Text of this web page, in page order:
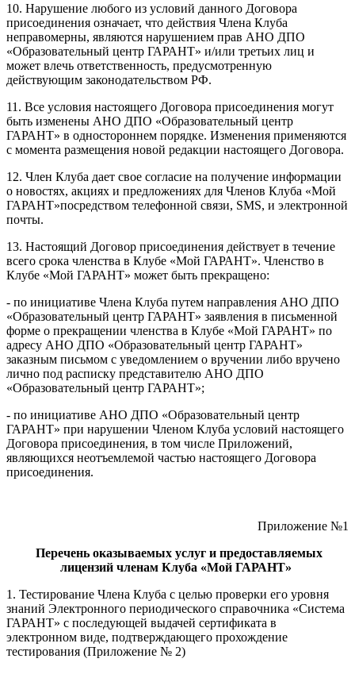
10. Нарушение любого из условий данного Договора
присоединения означает, что действия Члена Клуба
неправомерны, являются нарушением прав АНО ДПО
«Образовательный центр ГАРАНТ» и/или третьих лиц и
может влечь ответственность, предусмотренную
действующим законодательством РФ.
11. Все условия настоящего Договора присоединения могут
быть изменены АНО ДПО «Образовательный центр
ГАРАНТ» в одностороннем порядке. Изменения применяются
с момента размещения новой редакции настоящего Договора.
12. Член Клуба дает свое согласие на получение информации
о новостях, акциях и предложениях для Членов Клуба «Мой
ГАРАНТ»посредством телефонной связи, SMS, и электронной
почты.
13. Настоящий Договор присоединения действует в течение
всего срока членства в Клубе «Мой ГАРАНТ». Членство в
Клубе «Мой ГАРАНТ» может быть прекращено:
- по инициативе Члена Клуба путем направления АНО ДПО
«Образовательный центр ГАРАНТ» заявления в письменной
форме о прекращении членства в Клубе «Мой ГАРАНТ» по
адресу АНО ДПО «Образовательный центр ГАРАНТ»
заказным письмом с уведомлением о вручении либо вручено
лично под расписку представителю АНО ДПО
«Образовательный центр ГАРАНТ»;
- по инициативе АНО ДПО «Образовательный центр
ГАРАНТ» при нарушении Членом Клуба условий настоящего
Договора присоединения, в том числе Приложений,
являющихся неотъемлемой частью настоящего Договора
присоединения.
Приложение №1
Перечень оказываемых услуг и предоставляемых
лицензий членам Клуба «Мой ГАРАНТ»
1. Тестирование Члена Клуба с целью проверки его уровня
знаний Электронного периодического справочника «Система
ГАРАНТ» с последующей выдачей сертификата в
электронном виде, подтверждающего прохождение
тестирования (Приложение № 2)